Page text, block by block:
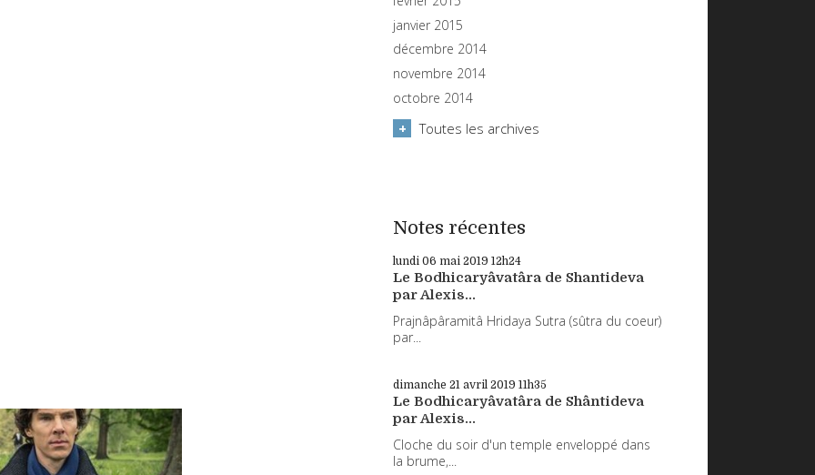
janvier 2015
décembre 2014
novembre 2014
octobre 2014
Toutes les archives
Notes récentes
lundi 06 mai 2019 12h24
Le Bodhicaryâvatâra de Shantideva
par Alexis...
Prajnâpâramitâ Hridaya Sutra (sûtra du coeur)
par...
dimanche 21 avril 2019 11h35
Le Bodhicaryâvatâra de Shântideva
par Alexis...
Cloche du soir d'un temple enveloppé dans
la brume,...